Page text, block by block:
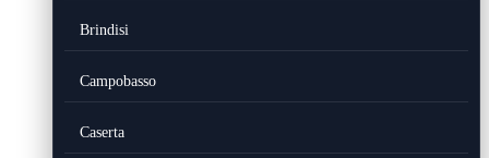
Brindisi
Campobasso
Caserta